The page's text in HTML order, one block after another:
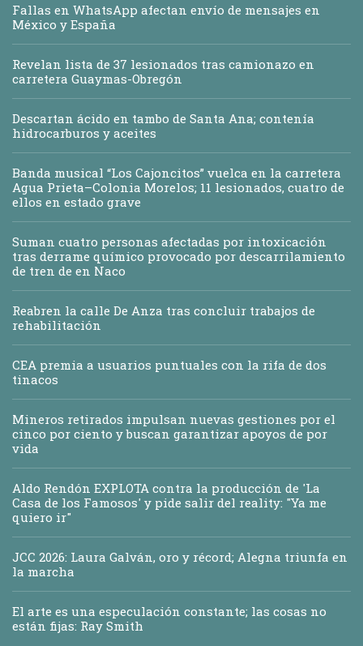
Fallas en WhatsApp afectan envío de mensajes en
México y España
Revelan lista de 37 lesionados tras camionazo en
carretera Guaymas-Obregón
Descartan ácido en tambo de Santa Ana; contenía
hidrocarburos y aceites
Banda musical “Los Cajoncitos” vuelca en la carretera
Agua Prieta–Colonia Morelos; 11 lesionados, cuatro de
ellos en estado grave
Suman cuatro personas afectadas por intoxicación
tras derrame químico provocado por descarrilamiento
de tren de en Naco
Reabren la calle De Anza tras concluir trabajos de
rehabilitación
CEA premia a usuarios puntuales con la rifa de dos
tinacos
Mineros retirados impulsan nuevas gestiones por el
cinco por ciento y buscan garantizar apoyos de por
vida
Aldo Rendón EXPLOTA contra la producción de 'La
Casa de los Famosos' y pide salir del reality: "Ya me
quiero ir"
JCC 2026: Laura Galván, oro y récord; Alegna triunfa en
la marcha
El arte es una especulación constante; las cosas no
están fijas: Ray Smith